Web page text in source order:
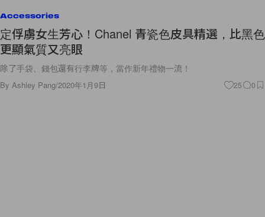
Accessories
定俘虜女生芳心！Chanel 青瓷色皮具精選，比黑色
更顯氣質又亮眼
除了手袋、錢包還有行李牌等，當作新年禮物一流！
By Ashley Pang/2020年1月9日 25 0